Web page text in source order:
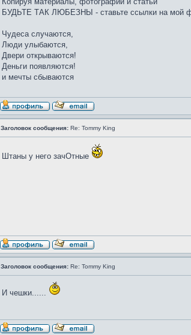
БУДЬТЕ ТАК ЛЮБЕЗНЫ - ставьте ссылки на мой
Чудеса случаются,
Люди улыбаются,
Двери открываются!
Деньги появляются!
и мечты сбываются
Заголовок сообщения: Re: Tommy King
Штаны у него зачОтные
Заголовок сообщения: Re: Tommy King
И чешки......